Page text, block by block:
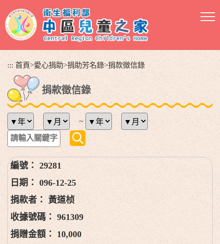
到
主
::: 首頁>愛心捐助>捐助芳名錄>捐款徵信錄
捐款徵信錄
~
29281
096-12-25
黃道桢
961309
10,000